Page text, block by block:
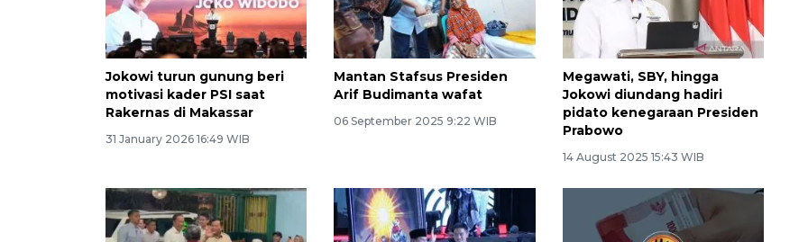
Jokowi turun gunung beri
motivasi kader PSI saat
Rakernas di Makassar
31 January 2026 16:49 WIB
Mantan Stafsus Presiden
Arif Budimanta wafat
06 September 2025 9:22 WIB
Megawati, SBY, hingga
Jokowi diundang hadiri
pidato kenegaraan Presiden
Prabowo
14 August 2025 15:43 WIB